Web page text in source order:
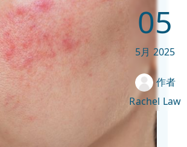
05
5月 2025
作者
Rachel Law